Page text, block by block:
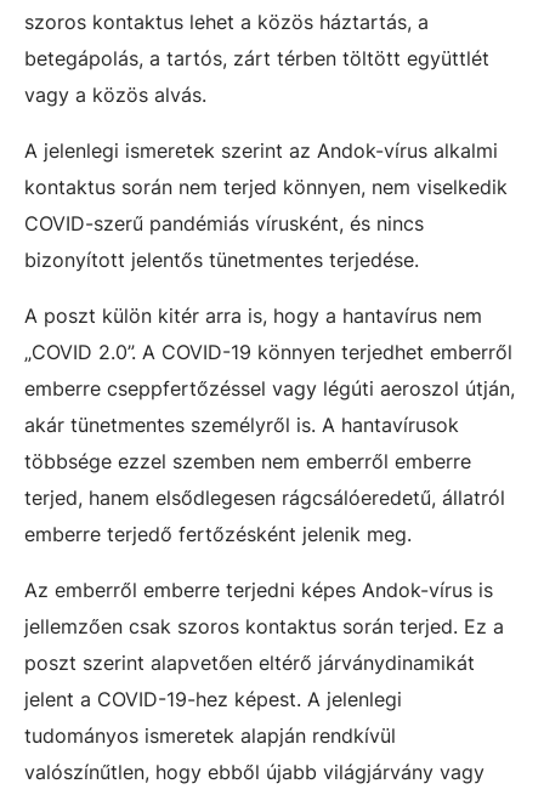
szoros kontaktus lehet a közös háztartás, a
betegápolás, a tartós, zárt térben töltött együttlét
vagy a közös alvás.
A jelenlegi ismeretek szerint az Andok-vírus alkalmi
kontaktus során nem terjed könnyen, nem viselkedik
COVID-szerű pandémiás vírusként, és nincs
bizonyított jelentős tünetmentes terjedése.
A poszt külön kitér arra is, hogy a hantavírus nem
„COVID 2.0”. A COVID-19 könnyen terjedhet emberről
emberre cseppfertőzéssel vagy légúti aeroszol útján,
akár tünetmentes személyről is. A hantavírusok
többsége ezzel szemben nem emberről emberre
terjed, hanem elsődlegesen rágcsálóeredetű, állatról
emberre terjedő fertőzésként jelenik meg.
Az emberről emberre terjedni képes Andok-vírus is
jellemzően csak szoros kontaktus során terjed. Ez a
poszt szerint alapvetően eltérő járványdinamikát
jelent a COVID-19-hez képest. A jelenlegi
tudományos ismeretek alapján rendkívül
valószínűtlen, hogy ebből újabb világjárvány vagy